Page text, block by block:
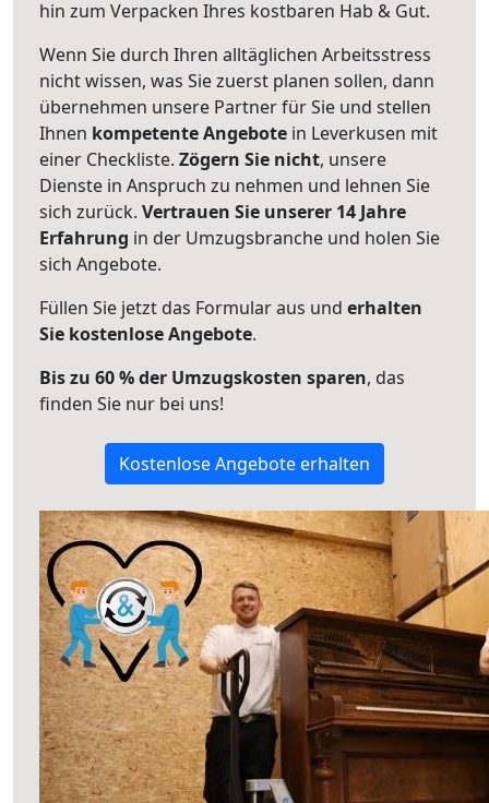
hin zum Verpacken Ihres kostbaren Hab & Gut.
Wenn Sie durch Ihren alltäglichen Arbeitsstress
nicht wissen, was Sie zuerst planen sollen, dann
übernehmen unsere Partner für Sie und stellen
Ihnen kompetente Angebote in Leverkusen mit
einer Checkliste. Zögern Sie nicht, unsere
Dienste in Anspruch zu nehmen und lehnen Sie
sich zurück. Vertrauen Sie unserer 14 Jahre
Erfahrung in der Umzugsbranche und holen Sie
sich Angebote.
Füllen Sie jetzt das Formular aus und erhalten
Sie kostenlose Angebote.
Bis zu 60 % der Umzugskosten sparen, das
finden Sie nur bei uns!
Kostenlose Angebote erhalten